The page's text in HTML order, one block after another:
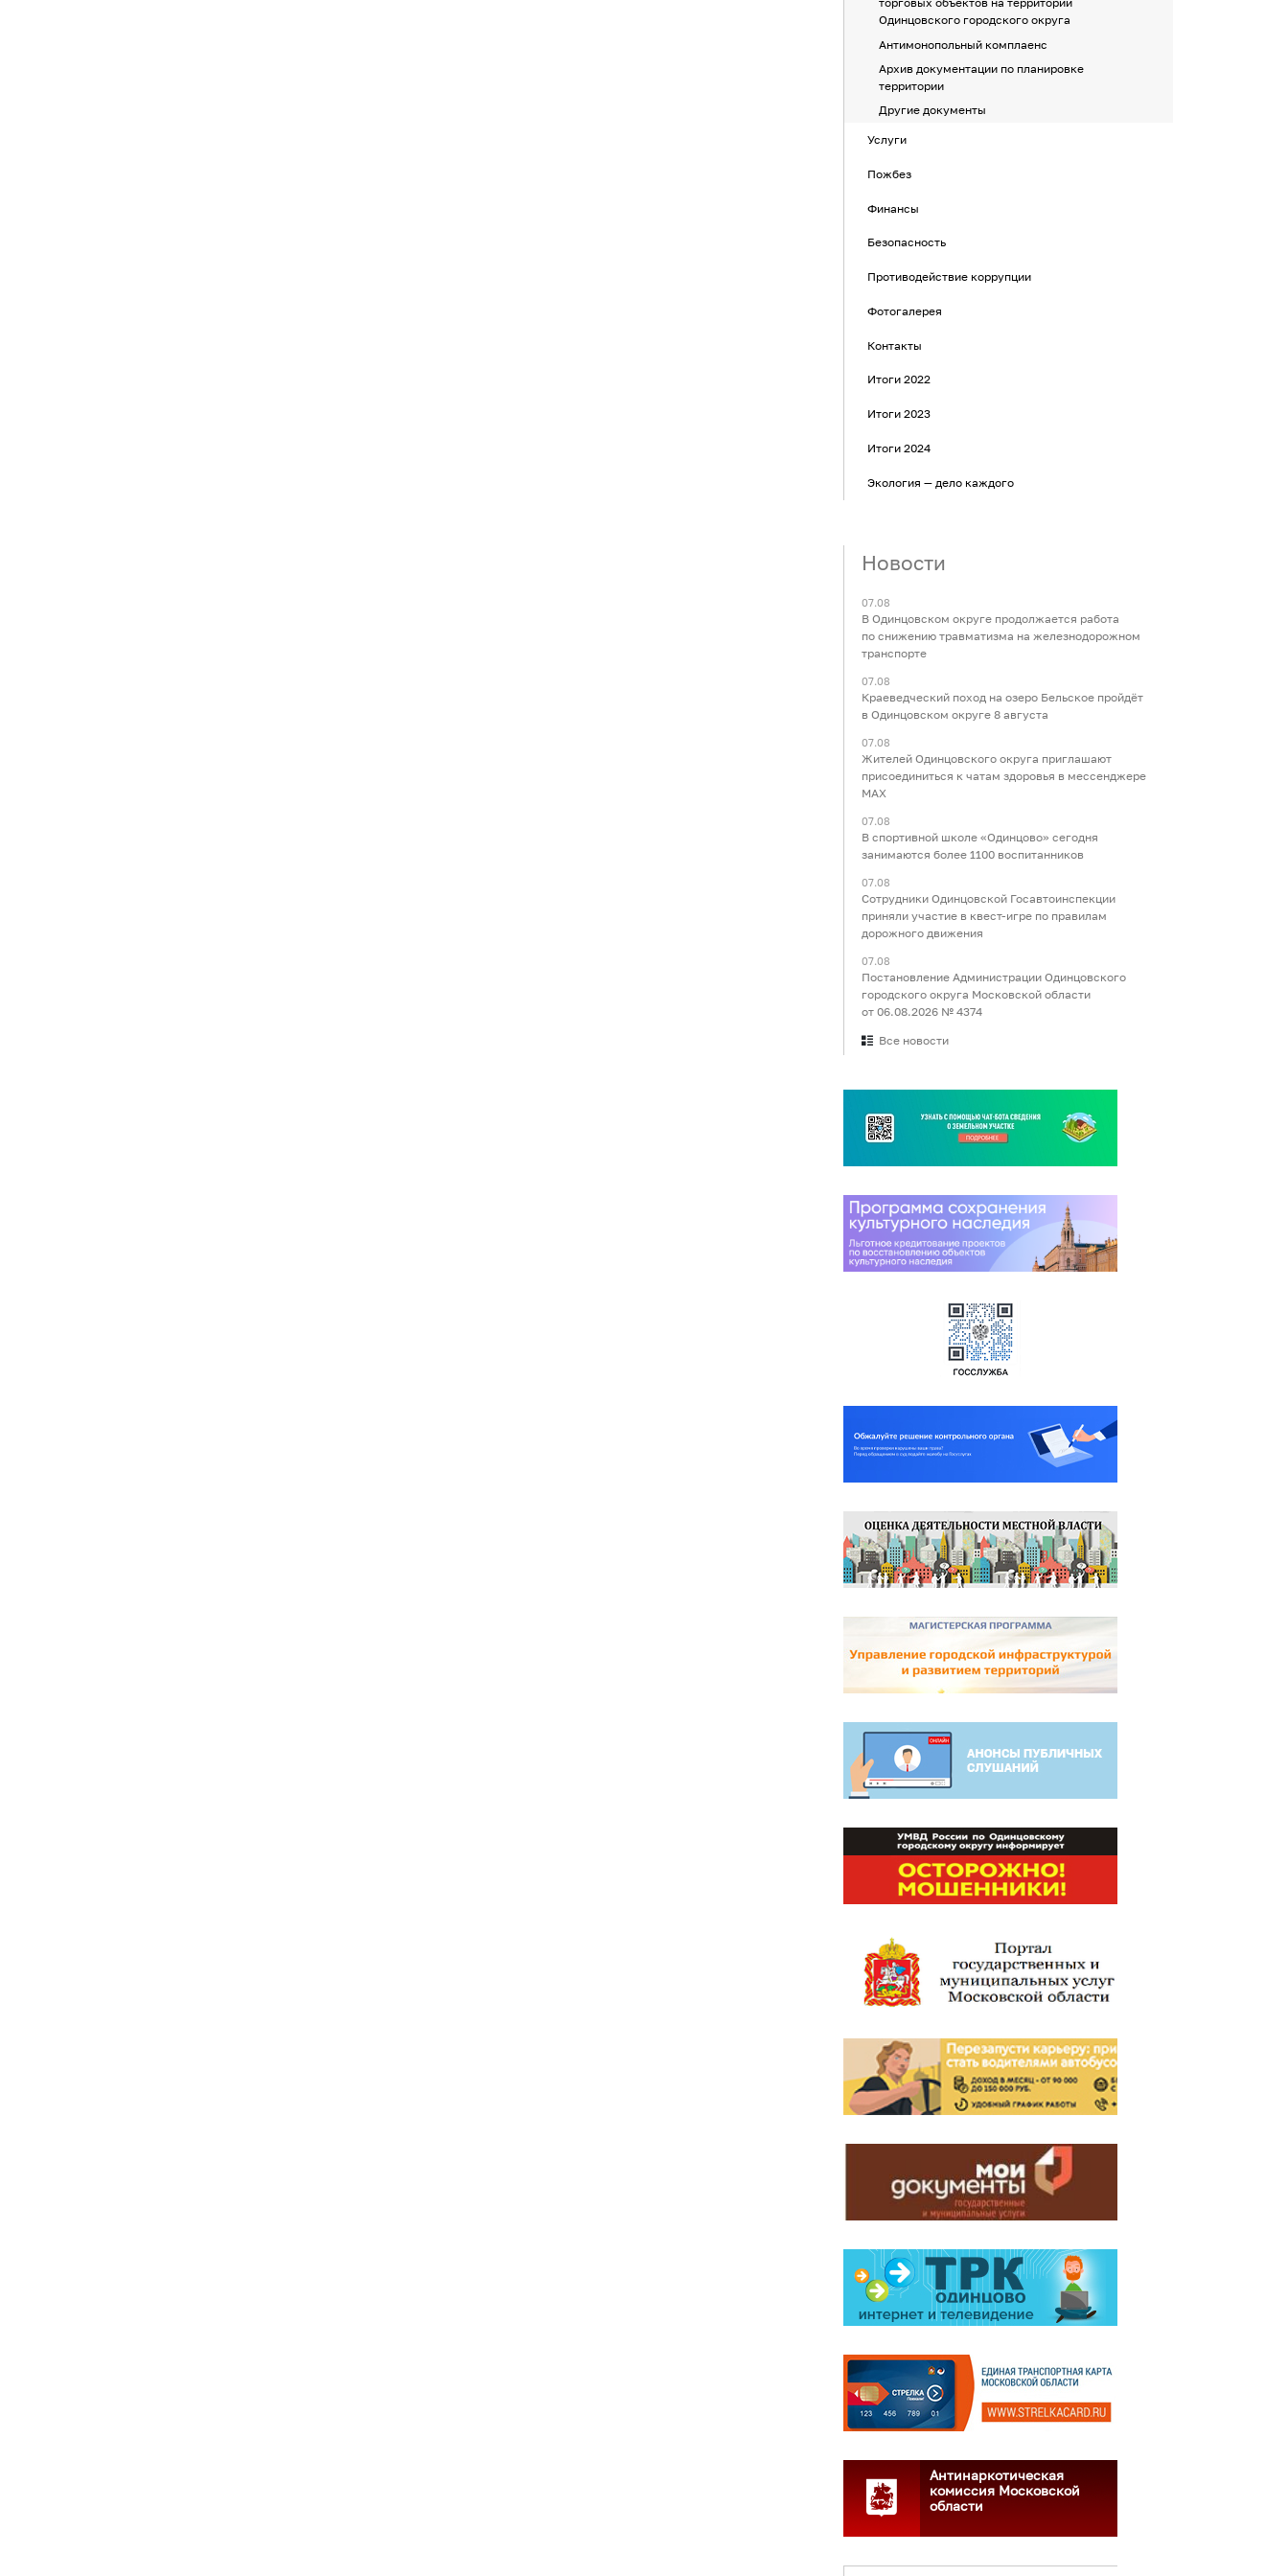
Одинцовского городского округа
Антимонопольный комплаенс
Архив документации по планировке
территории
Другие документы
Услуги
Пожбез
Финансы
Безопасность
Противодействие коррупции
Фотогалерея
Контакты
Итоги 2022
Итоги 2023
Итоги 2024
Экология — дело каждого
Новости
07.08
В Одинцовском округе продолжается работа
по снижению травматизма на железнодорожном
транспорте
07.08
Краеведческий поход на озеро Бельское пройдёт
в Одинцовском округе 8 августа
07.08
Жителей Одинцовского округа приглашают
присоединиться к чатам здоровья в мессенджере
МАХ
07.08
В спортивной школе «Одинцово» сегодня
занимаются более 1100 воспитанников
07.08
Сотрудники Одинцовской Госавтоинспекции
приняли участие в квест-игре по правилам
дорожного движения
07.08
Постановление Администрации Одинцовского
городского округа Московской области
от 06.08.2026 № 4374
Все новости
Антинаркотическая
комиссия Московской
области